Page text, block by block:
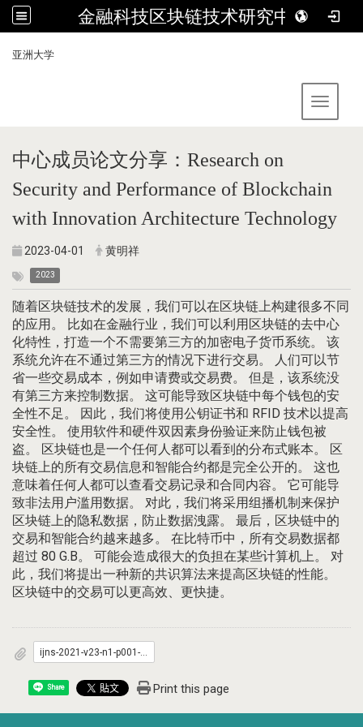
金融科技区块链技术研究中心
亚洲大学
Toggle
中心成员论文分享：Research on
Security and Performance of Blockchain
with Innovation Architecture Technology
2023-04-01 黄明祥
2023
随着区块链技术的发展，我们可以在区块链上构建很多不同
的应用。 比如在金融行业，我们可以利用区块链的去中心
化特性，打造一个不需要第三方的加密电子货币系统。 该
系统允许在不通过第三方的情况下进行交易。 人们可以节
省一些交易成本，例如申请费或交易费。 但是，该系统没
有第三方来控制数据。 这可能导致区块链中每个钱包的安
全性不足。 因此，我们将使用公钥证书和 RFID 技术以提高
安全性。 使用软件和硬件双因素身份验证来防止钱包被
盗。 区块链也是一个任何人都可以看到的分布式账本。 区
块链上的所有交易信息和智能合约都是完全公开的。 这也
意味着任何人都可以查看交易记录和合同内容。 它可能导
致非法用户滥用数据。 对此，我们将采用组播机制来保护
区块链上的隐私数据，防止数据洩露。 最后，区块链中的
交易和智能合约越来越多。 在比特币中，所有交易数据都
超过 80 G.B。 可能会造成很大的负担在某些计算机上。 对
此，我们将提出一种新的共识算法来提高区块链的性能。
区块链中的交易可以更高效、更快捷。
Share Print this page